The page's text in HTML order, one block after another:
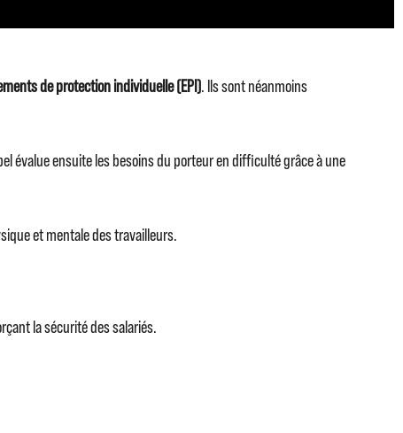
de protection individuelle (EPI). Ils sont néanmoins
évalue ensuite les besoins du porteur en difficulté grâce à une
et mentale des travailleurs.
la sécurité des salariés.